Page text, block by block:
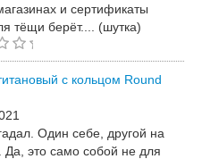
и сертификаты
тёщи берёт.... (шутка)
с кольцом Round
Один себе, другой на
это само собой не для